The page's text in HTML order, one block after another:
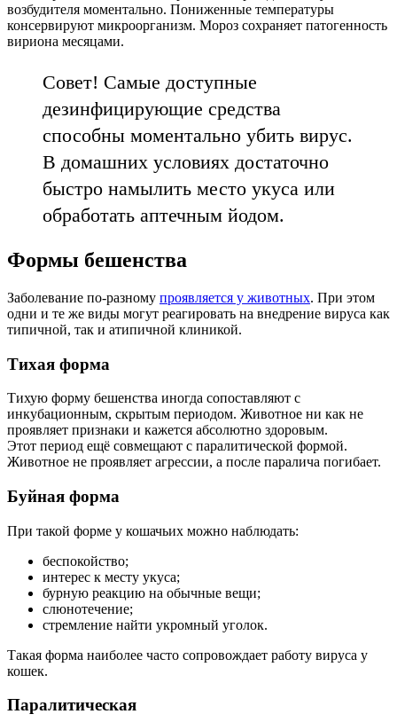
возбудителя моментально. Пониженные температуры
консервируют микроорганизм. Мороз сохраняет патогенность
вириона месяцами.
Совет! Самые доступные
дезинфицирующие средства
способны моментально убить вирус.
В домашних условиях достаточно
быстро намылить место укуса или
обработать аптечным йодом.
Формы бешенства
Заболевание по-разному проявляется у животных. При этом
одни и те же виды могут реагировать на внедрение вируса как
типичной, так и атипичной клиникой.
Тихая форма
Тихую форму бешенства иногда сопоставляют с
инкубационным, скрытым периодом. Животное ни как не
проявляет признаки и кажется абсолютно здоровым.
Этот период ещё совмещают с паралитической формой.
Животное не проявляет агрессии, а после паралича погибает.
Буйная форма
При такой форме у кошачьих можно наблюдать:
беспокойство;
интерес к месту укуса;
бурную реакцию на обычные вещи;
слюнотечение;
стремление найти укромный уголок.
Такая форма наиболее часто сопровождает работу вируса у
кошек.
Паралитическая